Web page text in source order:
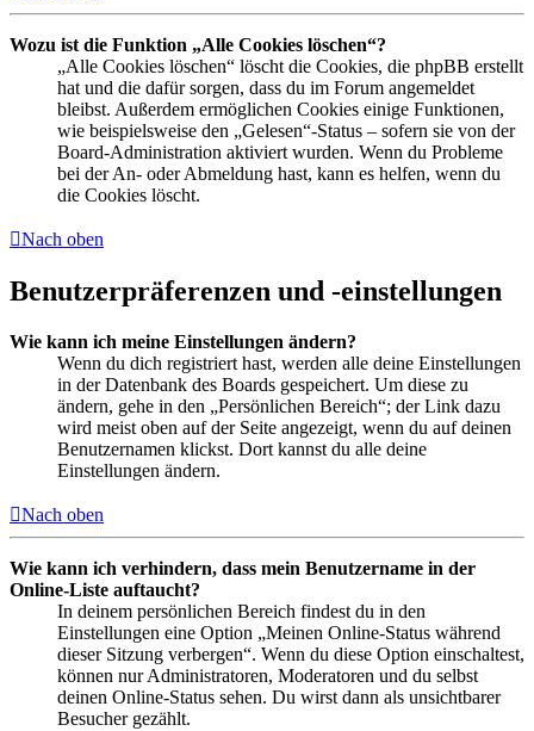
Wozu ist die Funktion „Alle Cookies löschen“?
„Alle Cookies löschen“ löscht die Cookies, die phpBB erstellt
hat und die dafür sorgen, dass du im Forum angemeldet
bleibst. Außerdem ermöglichen Cookies einige Funktionen,
wie beispielsweise den „Gelesen“-Status – sofern sie von der
Board-Administration aktiviert wurden. Wenn du Probleme
bei der An- oder Abmeldung hast, kann es helfen, wenn du
die Cookies löscht.
Nach oben
Benutzerpräferenzen und -einstellungen
Wie kann ich meine Einstellungen ändern?
Wenn du dich registriert hast, werden alle deine Einstellungen
in der Datenbank des Boards gespeichert. Um diese zu
ändern, gehe in den „Persönlichen Bereich“; der Link dazu
wird meist oben auf der Seite angezeigt, wenn du auf deinen
Benutzernamen klickst. Dort kannst du alle deine
Einstellungen ändern.
Nach oben
Wie kann ich verhindern, dass mein Benutzername in der
Online-Liste auftaucht?
In deinem persönlichen Bereich findest du in den
Einstellungen eine Option „Meinen Online-Status während
dieser Sitzung verbergen“. Wenn du diese Option einschaltest,
können nur Administratoren, Moderatoren und du selbst
deinen Online-Status sehen. Du wirst dann als unsichtbarer
Besucher gezählt.